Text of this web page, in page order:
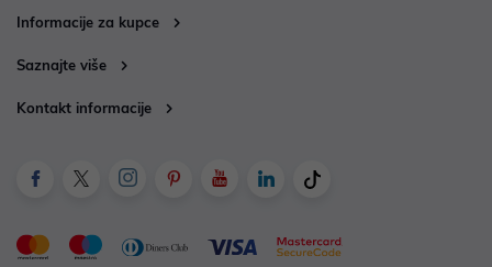
Informacije za kupce
Saznajte više
Kontakt informacije